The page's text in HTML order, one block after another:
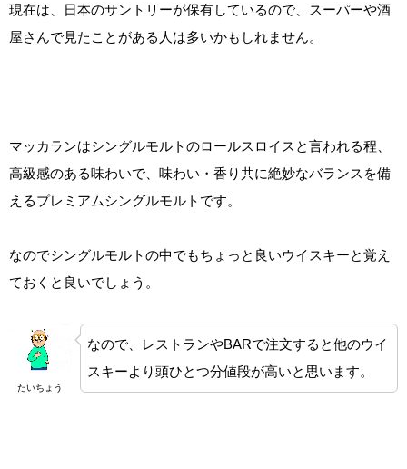
現在は、日本のサントリーが保有しているので、スーパーや酒
屋さんで見たことがある人は多いかもしれません。
マッカランはシングルモルトのロールスロイスと言われる程、
高級感のある味わいで、味わい・香り共に絶妙なバランスを備
えるプレミアムシングルモルトです。
なのでシングルモルトの中でもちょっと良いウイスキーと覚え
ておくと良いでしょう。
たいちょう
なので、レストランやBARで注文すると他のウイ
スキーより頭ひとつ分値段が高いと思います。